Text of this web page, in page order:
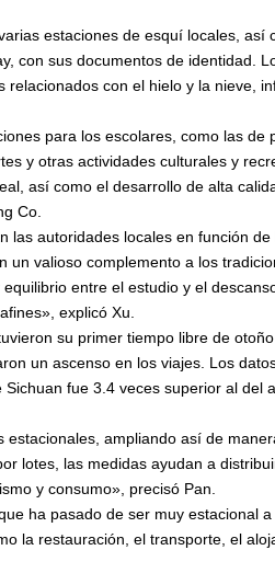
estaciones de esquí locales, así
con sus documentos de identidad.
con el hielo y la nieve,
para los escolares, como las de
y otras actividades culturales y
así como el desarrollo de alta
Co.
autoridades locales en función
valioso complemento a los
entre el estudio y el
explicó Xu.
su primer tiempo libre de
un ascenso en los viajes. Los
fue 3.4 veces superior al del
ampliando así de
lotes, las medidas ayudan a
y consumo», precisó Pan.
ha pasado de ser muy estacional
la restauración, el transporte, el